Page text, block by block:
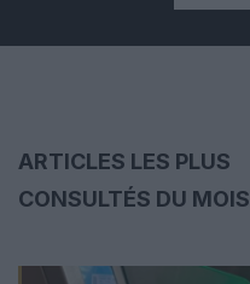
ARTICLES LES PLUS
CONSULTÉS DU MOIS